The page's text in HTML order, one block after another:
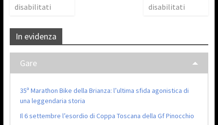
disabilitati
disabilitati
In evidenza
Gare
35ª Marathon Bike della Brianza: l’ultima sfida agonistica di
una leggendaria storia
Il 6 settembre l’esordio di Coppa Toscana della Gf Pinocchio